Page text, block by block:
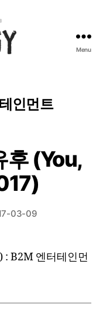
Menu
인먼트
후 (You,
03-09
: B2M 엔터테인먼